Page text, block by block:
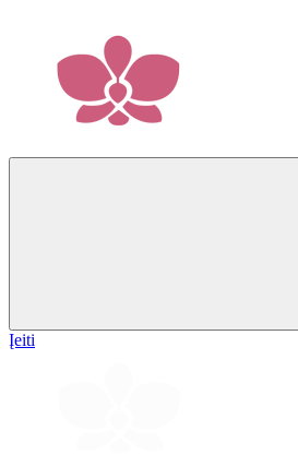
Įeiti